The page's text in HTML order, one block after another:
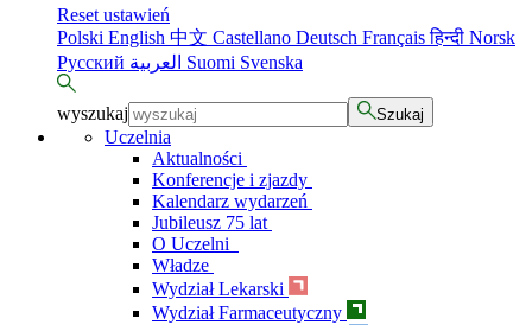
Reset ustawień
Polski English 中文 Castellano Deutsch Françaisहिन्दी Norsk
Русский
Suomi Svenska
wyszukaj Szukaj
Uczelnia
Aktualności
Konferencje i zjazdy
Kalendarz wydarzeń
Jubileusz 75 lat
O Uczelni
Władze
Wydział Lekarski
Wydział Farmaceutyczny